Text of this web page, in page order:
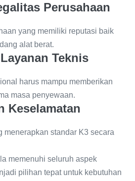
Perusahaan
yang memiliki reputasi baik
alat berat.
Teknis
harus mampu memberikan
masa penyewaan.
Keselamatan
menerapkan standar K3 secara
memenuhi seluruh aspek
pilihan tepat untuk kebutuhan